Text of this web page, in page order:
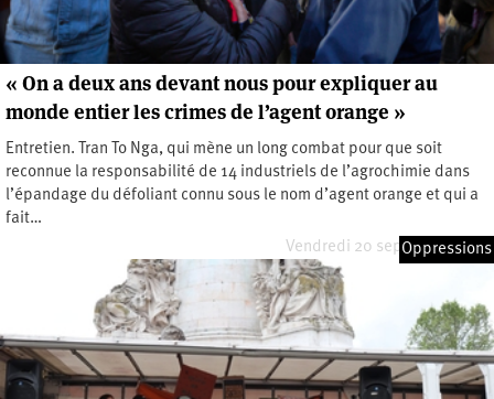
« On a deux ans devant nous pour expliquer au
monde entier les crimes de l’agent orange »
Entretien. Tran To Nga, qui mène un long combat pour que soit
reconnue la responsabilité de 14 industriels de l’agrochimie dans
l’épandage du défoliant connu sous le nom d’agent orange et qui a
fait…
Vendredi 20 septembre 2024
Oppressions